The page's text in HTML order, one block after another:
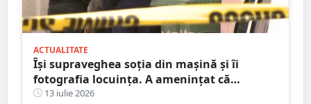
ACTUALITATE
Își supraveghea soția din mașină și îi
fotografia locuința. A amenințat că
incendiază mașina ”amantului”
13 iulie 2026